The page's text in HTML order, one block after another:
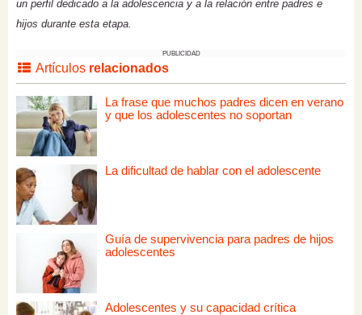
un perfil dedicado a la adolescencia y a la relación entre padres e
hijos durante esta etapa.
PUBLICIDAD
Artículos relacionados
La frase que muchos padres dicen en verano
y que los adolescentes no soportan
La dificultad de hablar con el adolescente
Guía de supervivencia para padres de hijos
adolescentes
Adolescentes y su capacidad crítica